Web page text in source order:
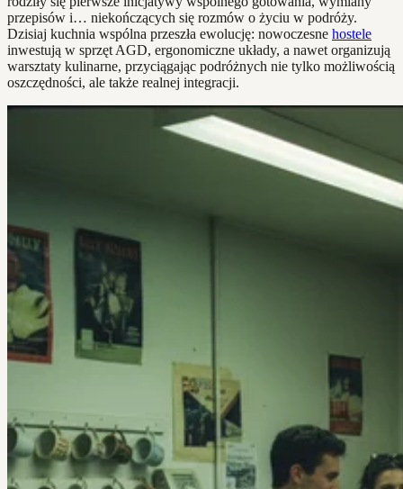
przepisów i… niekończących się rozmów o życiu w podróży.
Dzisiaj kuchnia wspólna przeszła ewolucję: nowoczesne hostele
inwestują w sprzęt AGD, ergonomiczne układy, a nawet organizują
warsztaty kulinarne, przyciągając podróżnych nie tylko możliwością
oszczędności, ale także realnej integracji.